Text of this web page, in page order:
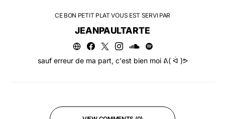
CE BON PETIT PLAT VOUS EST SERVI PAR
JEANPAULTARTE
sauf erreur de ma part, c'est bien moi ᕕ( ᐛ )ᕗ